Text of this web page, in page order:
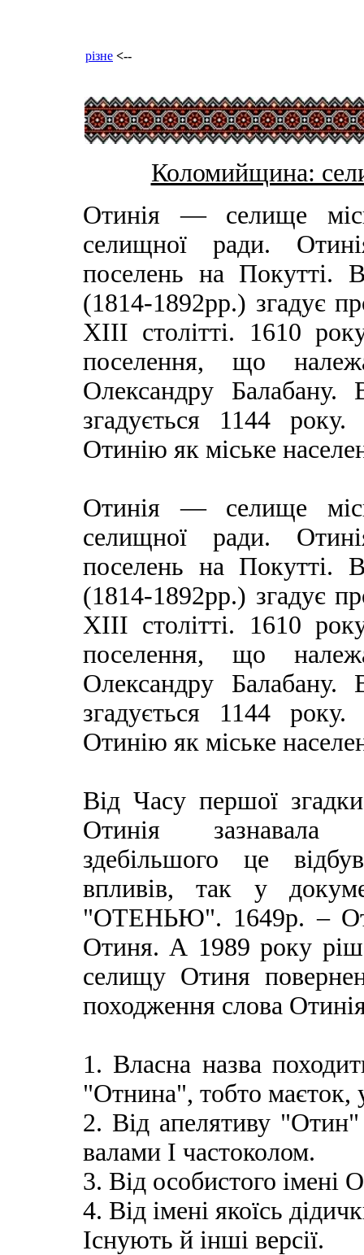
різне <--
Коломийщина:
Отинія — селище
селищної ради.
поселень на Покутті.
(1814-1892рр.) згадує
XIII столітті. 1610
поселення, що
Олександру
згадується 1144
Отинію як міське
Отинія — селище
селищної ради.
поселень на Покутті.
(1814-1892рр.) згадує
XIII столітті. 1610
поселення, що
Олександру
згадується 1144
Отинію як міське
Від Часу першої
Отинія зазнавала
здебільшого це
впливів, так у
"ОТЕНЬЮ". 1649р. –
Отиня. А 1989 року
селищу Отиня
походження слова
1. Власна назва
"Отнина", тобто маєток,
2. Від апелятиву
валами І частоколом.
3. Від особистого імені
4. Від імені якоїсь
Існують й інші версії.